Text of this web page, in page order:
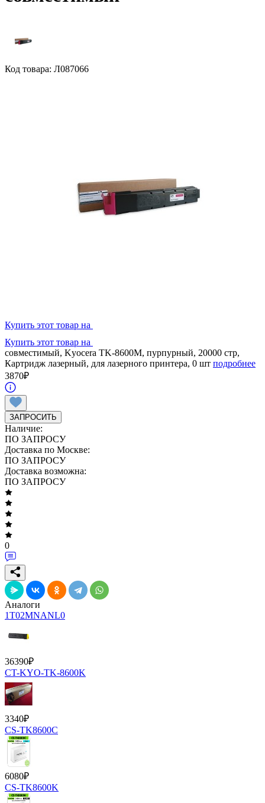
Код товара: Л087066
Купить этот товар на
Купить этот товар на
совместимый, Kyocera TK-8600M, пурпурный, 20000 стр,
Картридж лазерный, для лазерного принтера, 0 шт подробнее
3870₽
ЗАПРОСИТЬ
Наличие:
ПО ЗАПРОСУ
Доставка по Москве:
ПО ЗАПРОСУ
Доставка возможна:
ПО ЗАПРОСУ
0
Аналоги
1T02MNANL0
36390₽
CT-KYO-TK-8600K
3340₽
CS-TK8600C
6080₽
CS-TK8600K